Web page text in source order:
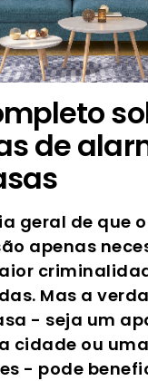
de
geral de que
apenas
Mas a
- seja um
cidade ou
- pode